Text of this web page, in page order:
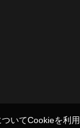
いてCookieを利